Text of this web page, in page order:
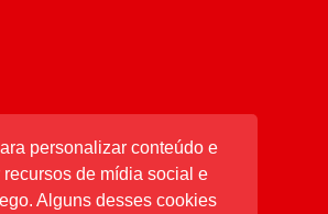
personalizar conteúdo e
de mídia social e
Alguns desses cookies